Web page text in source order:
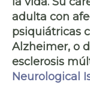
adulta con
psiquiátricas
Alzheimer, o
esclerosis
Neurological